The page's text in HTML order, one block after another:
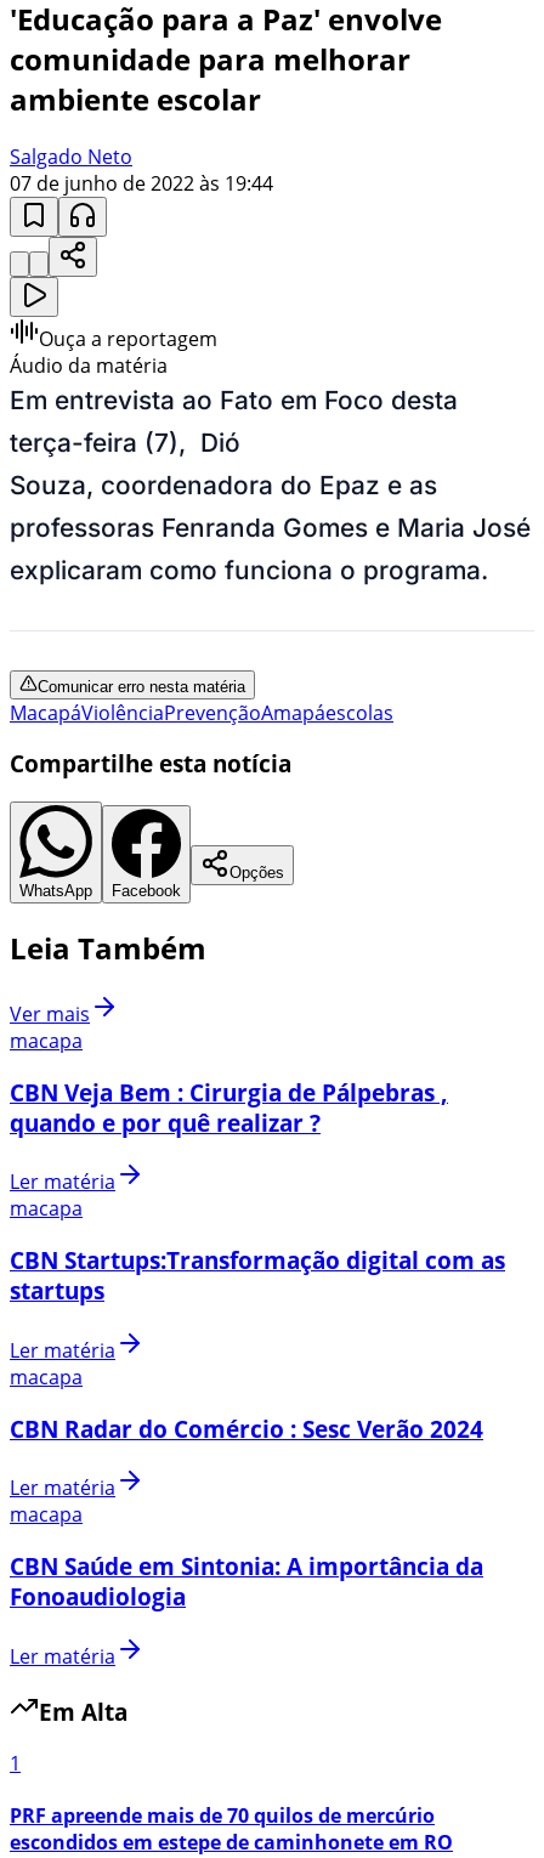
'Educação para a Paz' envolve
comunidade para melhorar
ambiente escolar
Salgado Neto
07 de junho de 2022 às 19:44
Ouça a reportagem
Áudio da matéria
Em entrevista ao Fato em Foco desta
terça-feira (7), Dió
Souza, coordenadora do Epaz e as
professoras Fenranda Gomes e Maria José
explicaram como funciona o programa.
Comunicar erro nesta matéria
MacapáViolênciaPrevençãoAmapáescolas
Compartilhe esta notícia
WhatsApp Facebook
Opções
Leia Também
Ver mais
macapa
CBN Veja Bem : Cirurgia de Pálpebras ,
quando e por quê realizar ?
Ler matéria
macapa
CBN Startups:Transformação digital com as
startups
Ler matéria
macapa
CBN Radar do Comércio : Sesc Verão 2024
Ler matéria
macapa
CBN Saúde em Sintonia: A importância da
Fonoaudiologia
Ler matéria
Em Alta
1
PRF apreende mais de 70 quilos de mercúrio
escondidos em estepe de caminhonete em RO